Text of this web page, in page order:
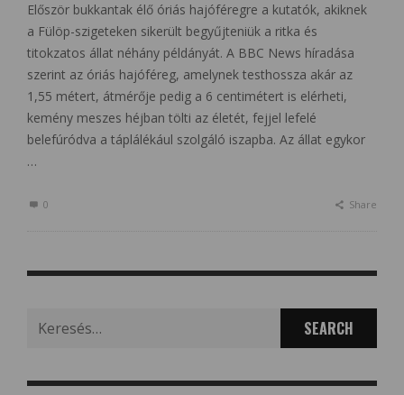
Először bukkantak élő óriás hajóféregre a kutatók, akiknek
a Fülöp-szigeteken sikerült begyűjteniük a ritka és
titokzatos állat néhány példányát. A BBC News híradása
szerint az óriás hajóféreg, amelynek testhossza akár az
1,55 métert, átmérője pedig a 6 centimétert is elérheti,
kemény meszes héjban tölti az életét, fejjel lefelé
belefúródva a táplálékául szolgáló iszapba. Az állat egykor
…
0 Share